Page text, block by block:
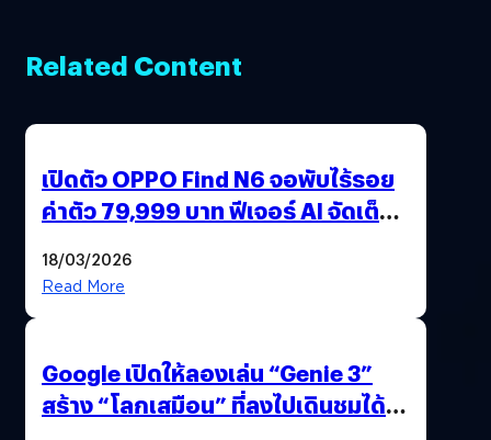
Related Content
เปิดตัว OPPO Find N6 จอพับไร้รอย
ค่าตัว 79,999 บาท ฟีเจอร์ AI จัดเต็ม
18/03/2026
Read More
Google เปิดให้ลองเล่น “Genie 3”
สร้าง “โลกเสมือน” ที่ลงไปเดินชมได้